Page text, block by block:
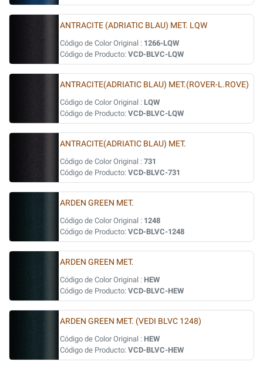
ANTRACITE (ADRIATIC BLAU) MET. LQW
Código de Color Original : 1266-LQW
Código de Producto: VCD-BLVC-LQW
ANTRACITE(ADRIATIC BLAU) MET.(ROVER-L.ROVE)
Código de Color Original : LQW
Código de Producto: VCD-BLVC-LQW
ANTRACITE(ADRIATIC BLAU) MET.
Código de Color Original : 731
Código de Producto: VCD-BLVC-731
ARDEN GREEN MET.
Código de Color Original : 1248
Código de Producto: VCD-BLVC-1248
ARDEN GREEN MET.
Código de Color Original : HEW
Código de Producto: VCD-BLVC-HEW
ARDEN GREEN MET. (VEDI BLVC 1248)
Código de Color Original : HEW
Código de Producto: VCD-BLVC-HEW